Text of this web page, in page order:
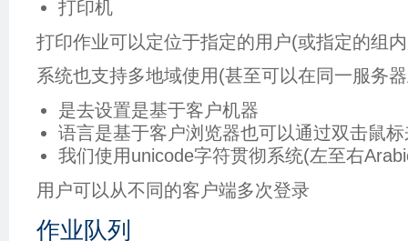
打印机
打印作业可以定位于指定的用户(或指定的组
系统也支持多地域使用(甚至可以在同一服务
是去设置是基于客户机器
语言是基于客户浏览器也可以通过双击鼠
我们使用unicode字符贯彻系统(左至右
用户可以从不同的客户端多次登录
作业队列